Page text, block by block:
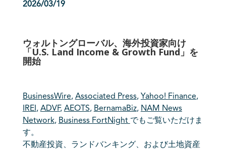
2026/03/19
ウォルトングローバル、海外投資家向け
「U.S. Land Income & Growth Fund」を
開始
BusinessWire, Associated Press, Yahoo! Finance,
IREI , ADVF, AEOTS, BernamaBiz, NAM News
Network, Business FortNight でもご覧いただけま
す。
不動産投資、ランドバンキング、および土地資産